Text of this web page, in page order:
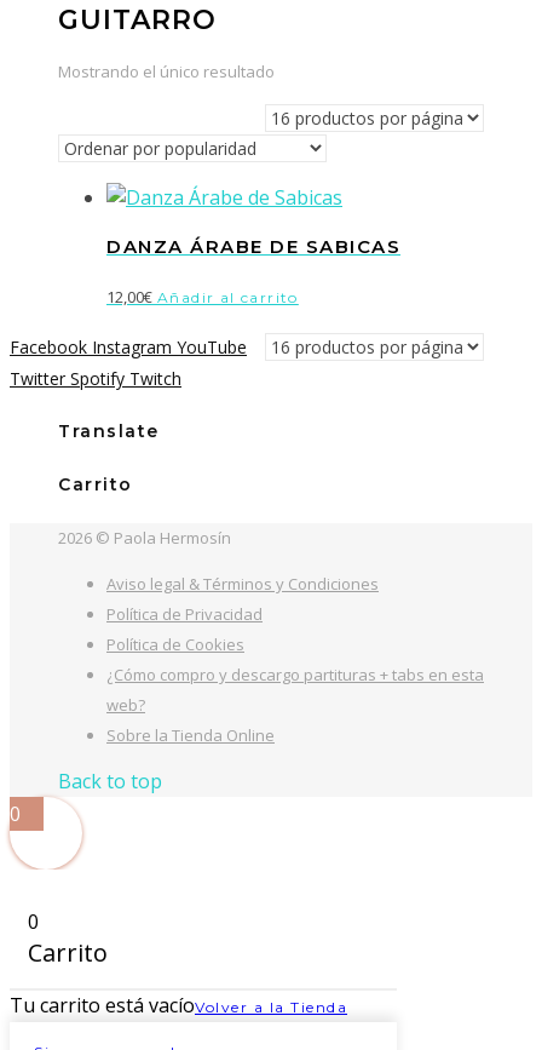
GUITARRO
Mostrando el único resultado
DANZA ÁRABE DE SABICAS
12,00€ Añadir al carrito
Facebook Instagram YouTube
Twitter Spotify Twitch
Translate
Carrito
2026 © Paola Hermosín
Aviso legal & Términos y Condiciones
Política de Privacidad
Política de Cookies
¿Cómo compro y descargo partituras + tabs en esta
web?
Sobre la Tienda Online
Back to top
0
0
Carrito
Tu carrito está vacíoVolver a la Tienda